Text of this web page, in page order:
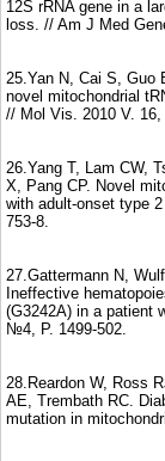
12S rRNA gene in a
loss. // Am J Med
25.Yan N, Cai S, Guo
novel mitochondrial
// Mol Vis. 2010 V. 16,
26.Yang T, Lam CW,
X, Pang CP. Novel
with adult-onset type
753-8.
27.Gattermann N,
Ineffective
(G3242A) in a patient
№4, P. 1499-502.
28.Reardon W, Ross
AE, Trembath RC.
mutation in